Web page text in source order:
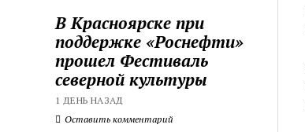
В Красноярске при
поддержке «Роснефти»
прошел Фестиваль
северной культуры
1 ДЕНЬ НАЗАД
Оставить комментарий